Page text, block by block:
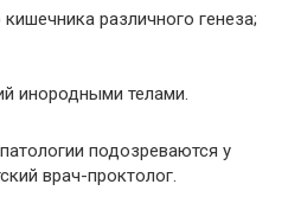
различного генеза;
инородными телами.
подозреваются у
врач-проктолог.